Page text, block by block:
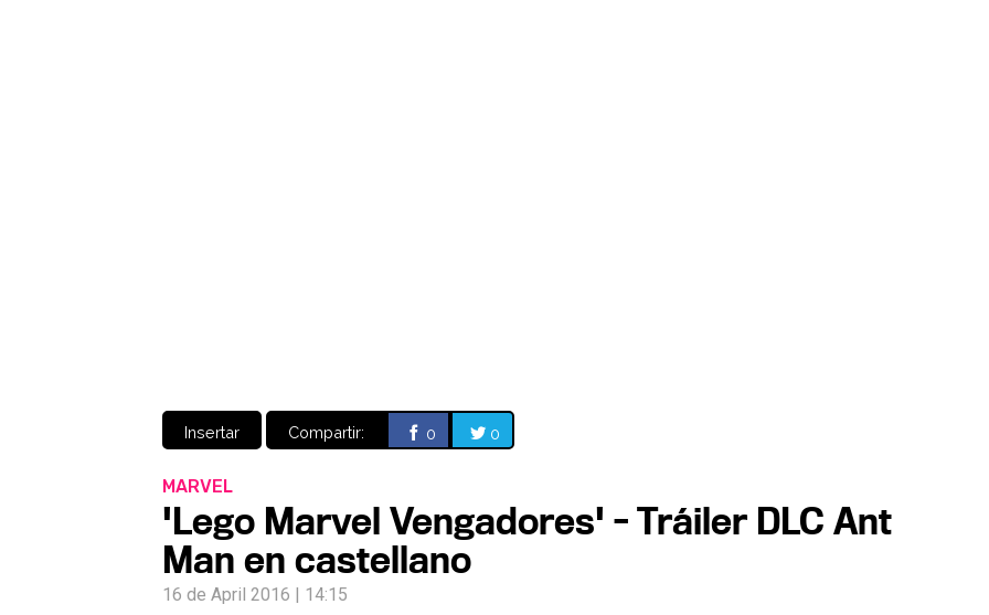
Insertar Compartir: 0 0
MARVEL
'Lego Marvel Vengadores' - Tráiler DLC Ant
Man en castellano
16 de April 2016 | 14:15